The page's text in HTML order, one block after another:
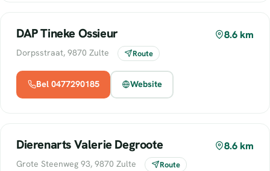
DAP Tineke Ossieur 8.6 km
Dorpsstraat, 9870 Zulte Route
Bel 0477290185 Website
Dierenarts Valerie Degroote 8.6 km
Grote Steenweg 93, 9870 Zulte Route